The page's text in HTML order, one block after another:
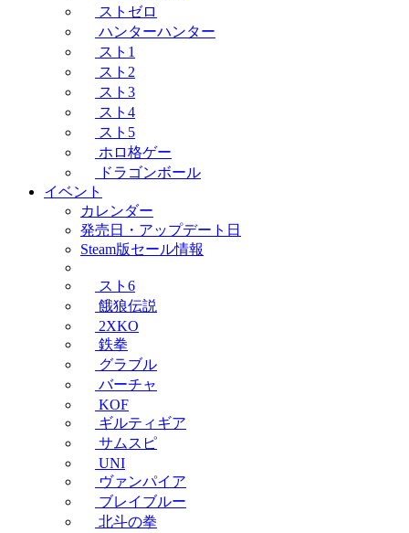
ストゼロ
ハンターハンター
スト1
スト2
スト3
スト4
スト5
ホロ格ゲー
ドラゴンボール
イベント
カレンダー
発売日・アップデート日
Steam版セール情報
スト6
餓狼伝説
2XKO
鉄拳
グラブル
バーチャ
KOF
ギルティギア
サムスピ
UNI
ヴァンパイア
ブレイブルー
北斗の拳